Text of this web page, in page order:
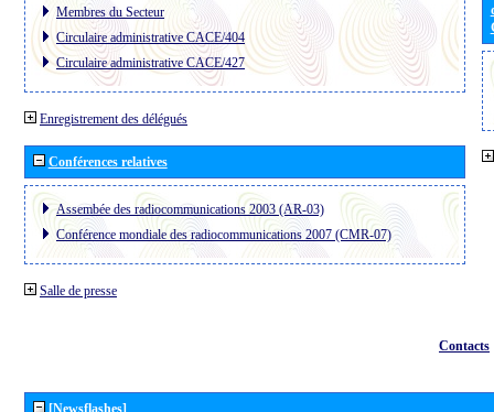
Membres du Secteur
Circulaire administrative CACE/404
Circulaire administrative CACE/427
Enregistrement des délégués
Conférences relatives
Assembée des radiocommunications 2003 (AR-03)
Conférence mondiale des radiocommunications 2007 (CMR-07)
Salle de presse
Contacts
[Newsflashes]